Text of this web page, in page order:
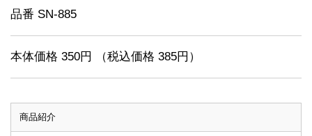
品番 SN-885
本体価格 350円 （税込価格 385円）
商品紹介